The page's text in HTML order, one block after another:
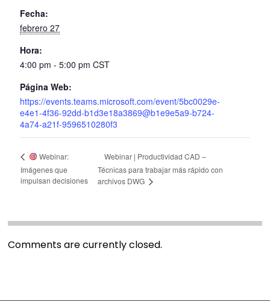
Fecha:
febrero 27
Hora:
4:00 pm - 5:00 pm CST
Página Web:
https://events.teams.microsoft.com/event/5bc0029e-
e4e1-4f36-92dd-b1d3e18a3869@b1e9e5a9-b724-
4a74-a21f-9596510280f3
Webinar:
Imágenes que
impulsan decisiones
Webinar | Productividad CAD –
Técnicas para trabajar más rápido con
archivos DWG
Comments are currently closed.